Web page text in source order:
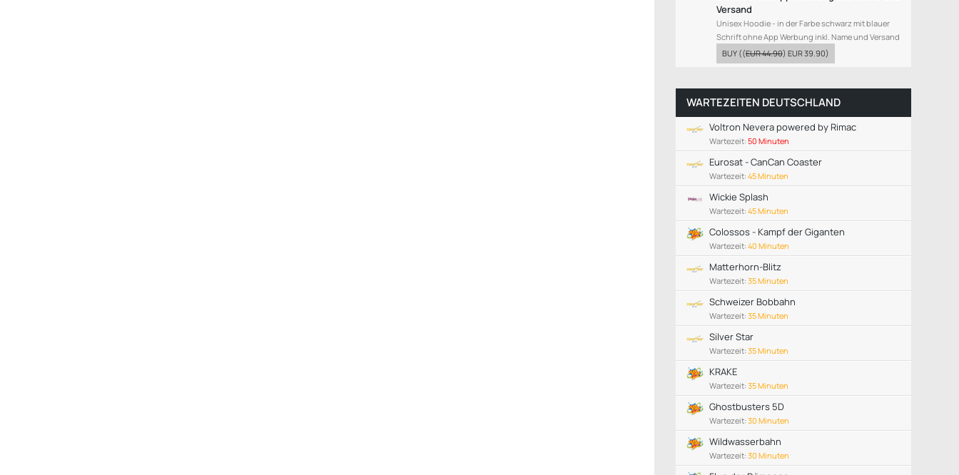
Versand
Unisex Hoodie - in der Farbe schwarz mit blauer
Schrift ohne App Werbung inkl. Name und Versand
BUY ((EUR 44.90) EUR 39.90)
WARTEZEITEN DEUTSCHLAND
Voltron Nevera powered by Rimac
Wartezeit: 50 Minuten
Eurosat - CanCan Coaster
Wartezeit: 45 Minuten
Wickie Splash
Wartezeit: 45 Minuten
Colossos - Kampf der Giganten
Wartezeit: 40 Minuten
Matterhorn-Blitz
Wartezeit: 35 Minuten
Schweizer Bobbahn
Wartezeit: 35 Minuten
Silver Star
Wartezeit: 35 Minuten
KRAKE
Wartezeit: 35 Minuten
Ghostbusters 5D
Wartezeit: 30 Minuten
Wildwasserbahn
Wartezeit: 30 Minuten